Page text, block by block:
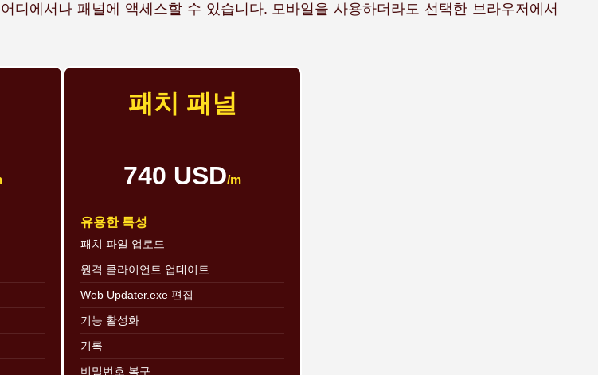
에서나 패널에 액세스할 수 있습니다. 모바일을 사용하더라도 선택한 브라우저에서
패치 패널
740 USD/m
유용한 특성
패치 파일 업로드
원격 클라이언트 업데이트
Web Updater.exe 편집
기능 활성화
기록
비밀번호 복구